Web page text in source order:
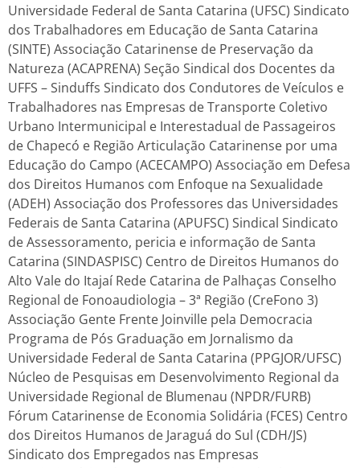
Universidade Federal de Santa Catarina (UFSC) Sindicato
dos Trabalhadores em Educação de Santa Catarina
(SINTE) Associação Catarinense de Preservação da
Natureza (ACAPRENA) Seção Sindical dos Docentes da
UFFS – Sinduffs Sindicato dos Condutores de Veículos e
Trabalhadores nas Empresas de Transporte Coletivo
Urbano Intermunicipal e Interestadual de Passageiros
de Chapecó e Região Articulação Catarinense por uma
Educação do Campo (ACECAMPO) Associação em Defesa
dos Direitos Humanos com Enfoque na Sexualidade
(ADEH) Associação dos Professores das Universidades
Federais de Santa Catarina (APUFSC) Sindical Sindicato
de Assessoramento, pericia e informação de Santa
Catarina (SINDASPISC) Centro de Direitos Humanos do
Alto Vale do Itajaí Rede Catarina de Palhaças Conselho
Regional de Fonoaudiologia – 3ª Região (CreFono 3)
Associação Gente Frente Joinville pela Democracia
Programa de Pós Graduação em Jornalismo da
Universidade Federal de Santa Catarina (PPGJOR/UFSC)
Núcleo de Pesquisas em Desenvolvimento Regional da
Universidade Regional de Blumenau (NPDR/FURB)
Fórum Catarinense de Economia Solidária (FCES) Centro
dos Direitos Humanos de Jaraguá do Sul (CDH/JS)
Sindicato dos Empregados nas Empresas